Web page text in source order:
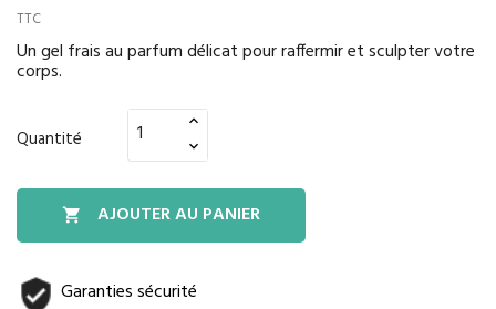
TTC
Un gel frais au parfum délicat pour raffermir et sculpter votre
corps.
Quantité
 AJOUTER AU PANIER
Garanties sécurité